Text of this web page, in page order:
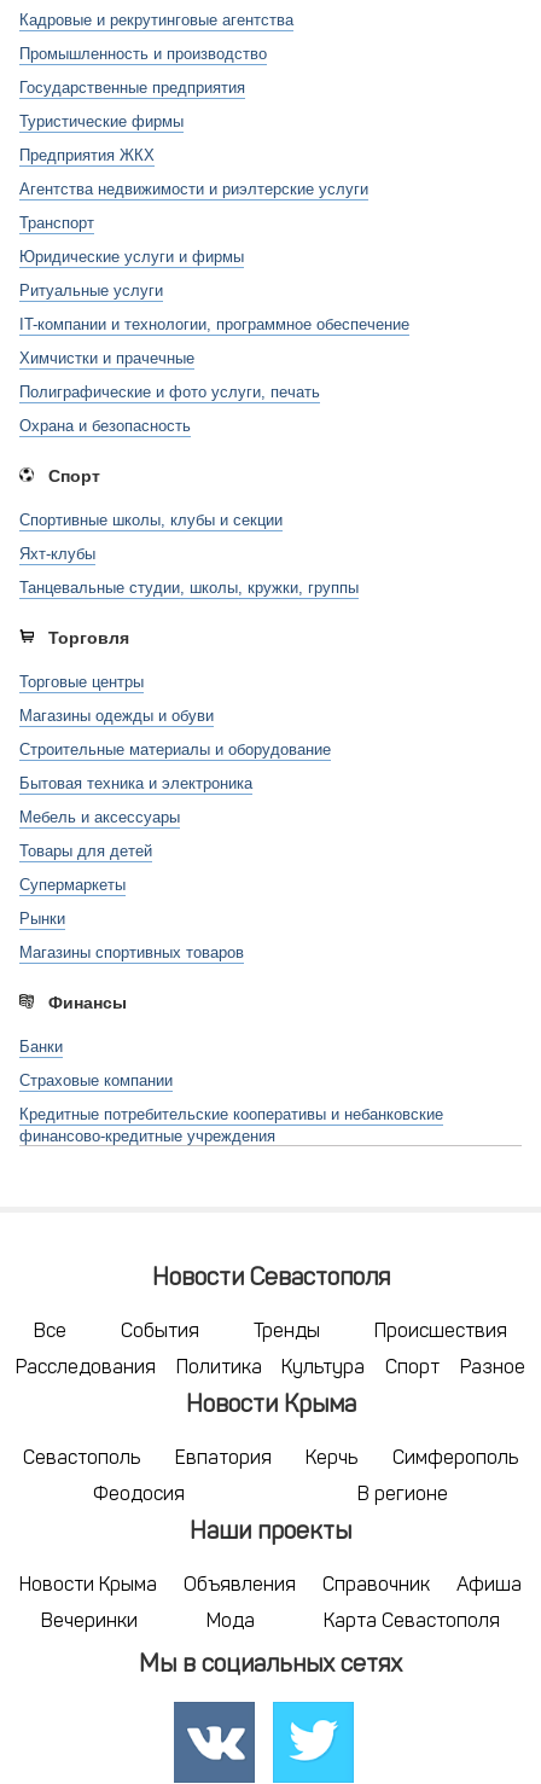
Кадровые и рекрутинговые агентства
Промышленность и производство
Государственные предприятия
Туристические фирмы
Предприятия ЖКХ
Агентства недвижимости и риэлтерские услуги
Транспорт
Юридические услуги и фирмы
Ритуальные услуги
IT-компании и технологии, программное обеспечение
Химчистки и прачечные
Полиграфические и фото услуги, печать
Охрана и безопасность
Спорт
Спортивные школы, клубы и секции
Яхт-клубы
Танцевальные студии, школы, кружки, группы
Торговля
Торговые центры
Магазины одежды и обуви
Строительные материалы и оборудование
Бытовая техника и электроника
Мебель и аксессуары
Товары для детей
Супермаркеты
Рынки
Магазины спортивных товаров
Финансы
Банки
Страховые компании
Кредитные потребительские кооперативы и небанковские
финансово-кредитные учреждения
Новости Севастополя
Все События Тренды
Происшествия
Расследования
Политика Культура Спорт Разное
Новости Крыма
Севастополь Евпатория Керчь
Симферополь
Феодосия
В регионе
Наши проекты
Новости Крыма Объявления Справочник
Афиша
Вечеринки
Мода Карта Севастополя
Мы в социальных сетях